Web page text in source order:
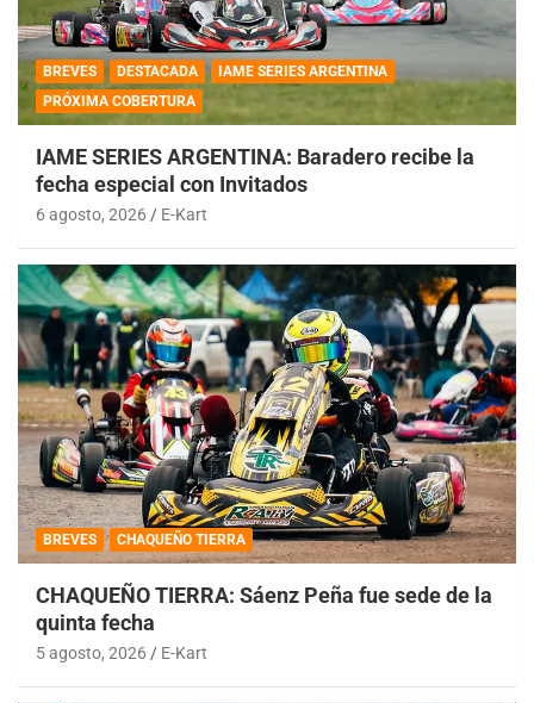
BREVES DESTACADA
IAME SERIES ARGENTINA
PRÓXIMA COBERTURA
IAME SERIES ARGENTINA: Baradero recibe la
fecha especial con Invitados
6 agosto, 2026 E-Kart
BREVES CHAQUEÑO TIERRA
CHAQUEÑO TIERRA: Sáenz Peña fue sede de la
quinta fecha
5 agosto, 2026 E-Kart